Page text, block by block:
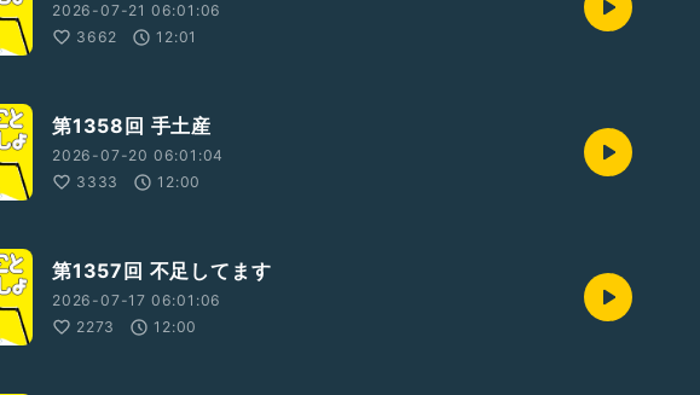
2026-07-21 06:01:06
3662
12:01
第1358回 手土産
2026-07-20 06:01:04
3333
12:00
第1357回 不足してます
2026-07-17 06:01:06
2273
12:00